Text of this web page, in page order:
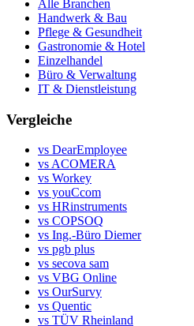
Alle Branchen
Handwerk & Bau
Pflege & Gesundheit
Gastronomie & Hotel
Einzelhandel
Büro & Verwaltung
IT & Dienstleistung
Vergleiche
vs DearEmployee
vs ACOMERA
vs Workey
vs youCcom
vs HRinstruments
vs COPSOQ
vs Ing.-Büro Diemer
vs pgb plus
vs secova sam
vs VBG Online
vs OurSurvy
vs Quentic
vs TÜV Rheinland